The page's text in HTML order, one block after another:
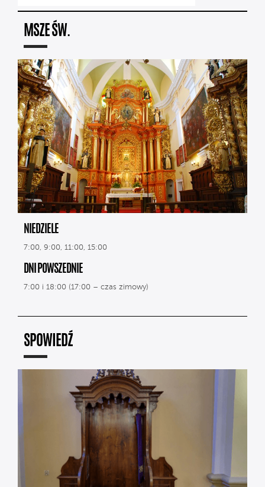
MSZE ŚW.
NIEDZIELE
7:00, 9:00, 11:00, 15:00
DNI POWSZEDNIE
7:00 i 18:00 (17:00 – czas zimowy)
SPOWIEDŹ